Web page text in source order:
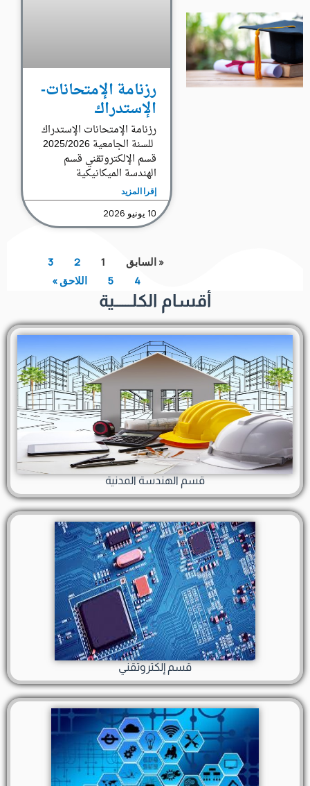
رزنامة الإمتحانات-
الإستدراك
رزنامة الإمتحانات الإستدراك
للسنة الجامعية 2025/2026
قسم الإلكتروتقني قسم
الهندسة الميكانيكية
إقرا المزيد
10 يونيو 2026
« السابق 1
2
3
4
5 اللاحق »
أقسام الكلــــــية
قسم الهندسة المدنية
قسم إلكتروتقني